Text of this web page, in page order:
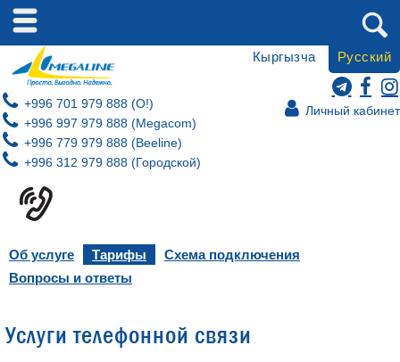
Личный кабинет
+996 701 979 888 (O!)
+996 997 979 888 (Megacom)
+996 779 979 888 (Beeline)
+996 312 979 888 (Городской)
Кыргызча Русский
Об услуге Тарифы
Схема подключения
Вопросы и ответы
Услуги телефонной связи